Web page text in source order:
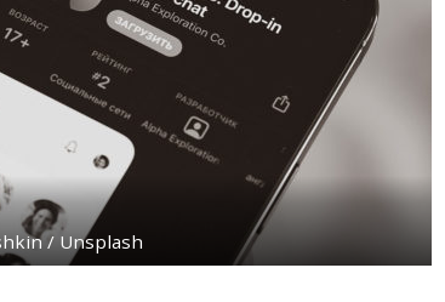
/ Unsplash